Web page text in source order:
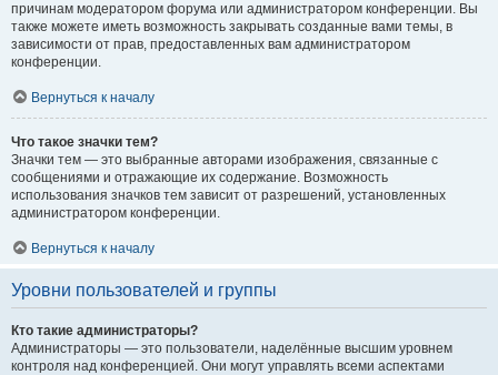
причинам модератором форума или администратором конференции. Вы
также можете иметь возможность закрывать созданные вами темы, в
зависимости от прав, предоставленных вам администратором
конференции.
Вернуться к началу
Что такое значки тем?
Значки тем — это выбранные авторами изображения, связанные с
сообщениями и отражающие их содержание. Возможность
использования значков тем зависит от разрешений, установленных
администратором конференции.
Вернуться к началу
Уровни пользователей и группы
Кто такие администраторы?
Администраторы — это пользователи, наделённые высшим уровнем
контроля над конференцией. Они могут управлять всеми аспектами